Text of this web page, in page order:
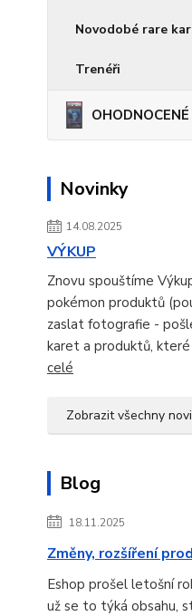
Novodobé rare
Trenéři
Novinky
14.08.2025
VÝKUP
Znovu spouštíme
pokémon produktů
zaslat fotografie -
karet a produktů, které
celé
Zobrazit všechny
Blog
18.11.2025
Změny, rozšíření
Eshop prošel letošní
už se to týká obsahu,